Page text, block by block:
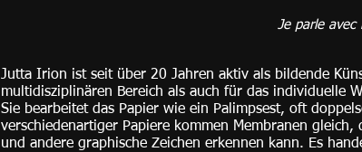
Je parle
Jutta Irion ist seit über 20 Jahren aktiv als bildende
multidisziplinären Bereich als auch für das individuelle
Sie bearbeitet das Papier wie ein Palimpsest, oft
verschiedenartiger Papiere kommen Membranen
und andere graphische Zeichen erkennen kann. Es